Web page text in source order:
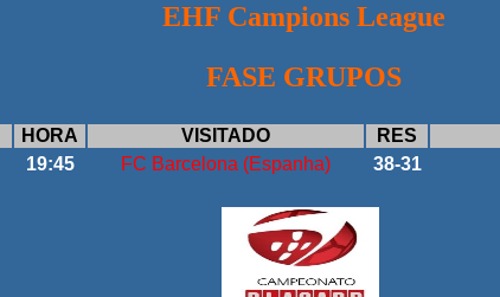
EHF Campions League
FASE GRUPOS
HORA VISITADO
RES
19:45 FC Barcelona (Espanha) 38-31